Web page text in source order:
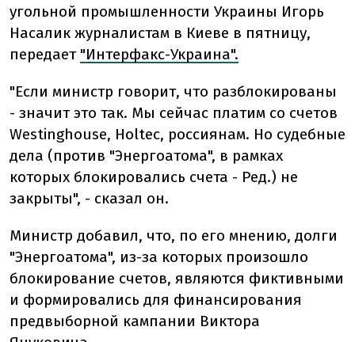
угольной промышленности Украины Игорь
Насалик журналистам в Киеве в пятницу,
передает "Интерфакс-Украина".
"Если министр говорит, что разблокированы
- значит это так. Мы сейчас платим со счетов
Westinghouse, Holtec, россиянам. Но судебные
дела (против "Энергоатома", в рамках
которых блокировались счета - Ред.) не
закрыты", - сказал он.
Министр добавил, что, по его мнению, долги
"Энергоатома", из-за которых произошло
блокирование счетов, являются фиктивными
и формировались для финансирования
предвыборной кампании Виктора